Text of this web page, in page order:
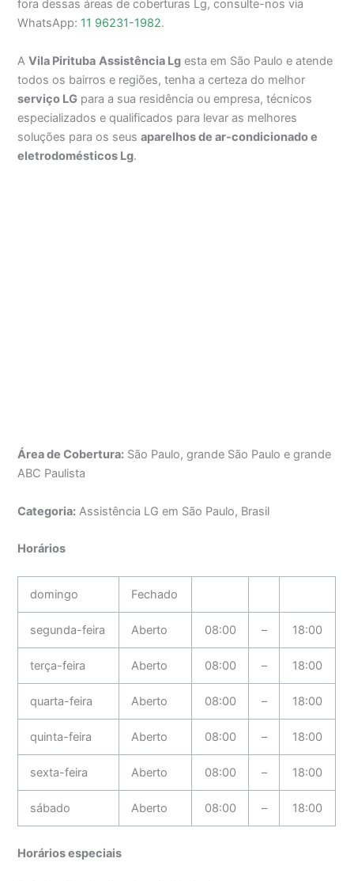
fora dessas áreas de coberturas Lg, consulte-nos via
WhatsApp: 11 96231-1982.
AVila Pirituba Assistência Lg esta em São Paulo e atende
todos os bairros e regiões, tenha a certeza do melhor
serviço LG para a sua residência ou empresa, técnicos
especializados e qualificados para levar as melhores
soluções para os seusaparelhos de ar-condicionado e
eletrodomésticos Lg.
Área de Cobertura: São Paulo, grande São Paulo e grande
ABC Paulista
Categoria: Assistência LG em São Paulo, Brasil
Horários
domingo Fechado
segunda-feira Aberto 08:00 – 18:00
terça-feira Aberto 08:00 – 18:00
quarta-feira Aberto 08:00 – 18:00
quinta-feira Aberto 08:00 – 18:00
sexta-feira Aberto 08:00 – 18:00
sábado Aberto 08:00 – 18:00
Horários especiais